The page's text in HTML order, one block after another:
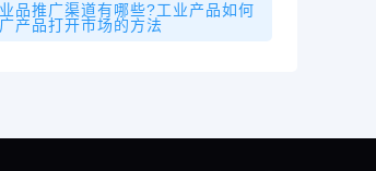
品推广渠道有哪些?工业产品如何
产品打开市场的方法